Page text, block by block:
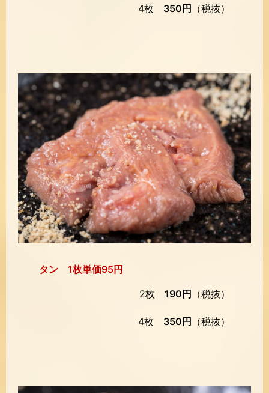
4枚 350円 （税抜）
タン 1枚単価95円
2枚 190円 （税抜）
4枚 350円 （税抜）